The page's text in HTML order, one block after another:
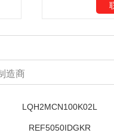
造商
LQH2MCN100K02L
REF5050IDGKR